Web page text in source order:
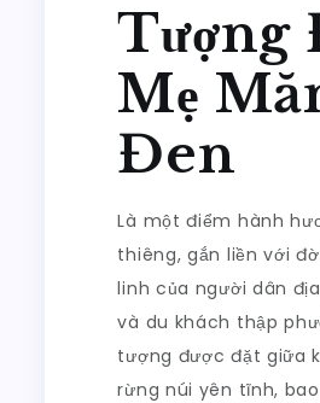
Tượng
Mẹ
Đen
Là một điểm hành
thiêng, gắn liền với
linh của người dân
và du khách thập
tượng được đặt giữa
rừng núi yên tĩnh,